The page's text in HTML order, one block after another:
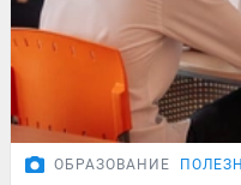
ОБРАЗОВАНИЕ